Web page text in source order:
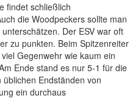
findet schließlich
die Woodpeckers sollte man
Der ESV war oft
zu punkten. Beim Spitzenreiter
Gegenwehr wie kaum ein
Ende stand es nur 5-1 für die
Endständen von
ein durchaus